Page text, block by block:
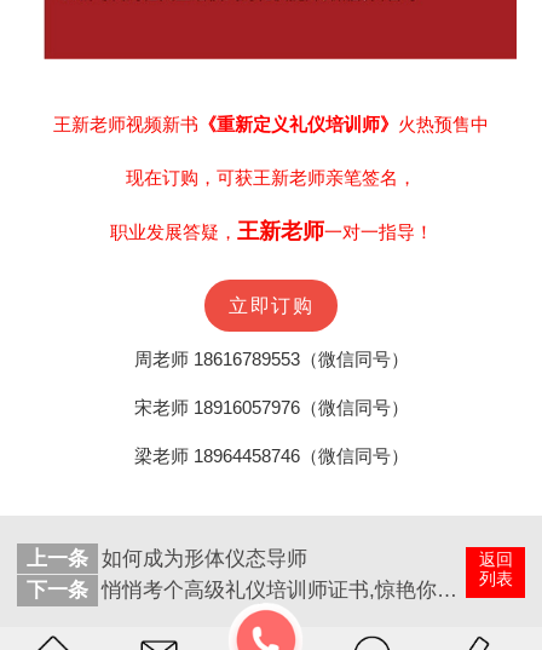
王新老师视频新书 《重新定义礼仪培训师》 火热预售中
现在订购， 可获王新老师亲笔签名，
职业发展答疑， 王新老师一对一指导！
立即订购
周老师 18616789553（微信同号）
宋老师 18916057976（微信同号）
梁老师 18964458746（微信同号）
返回
列表
上一条 如何成为形体仪态导师
下一条 悄悄考个高级礼仪培训师证书,惊艳你的朋友圈